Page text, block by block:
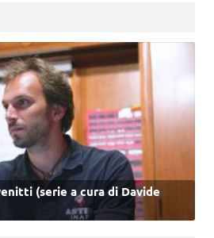
(serie a cura di Davide